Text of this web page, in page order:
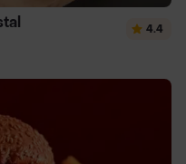
4.4